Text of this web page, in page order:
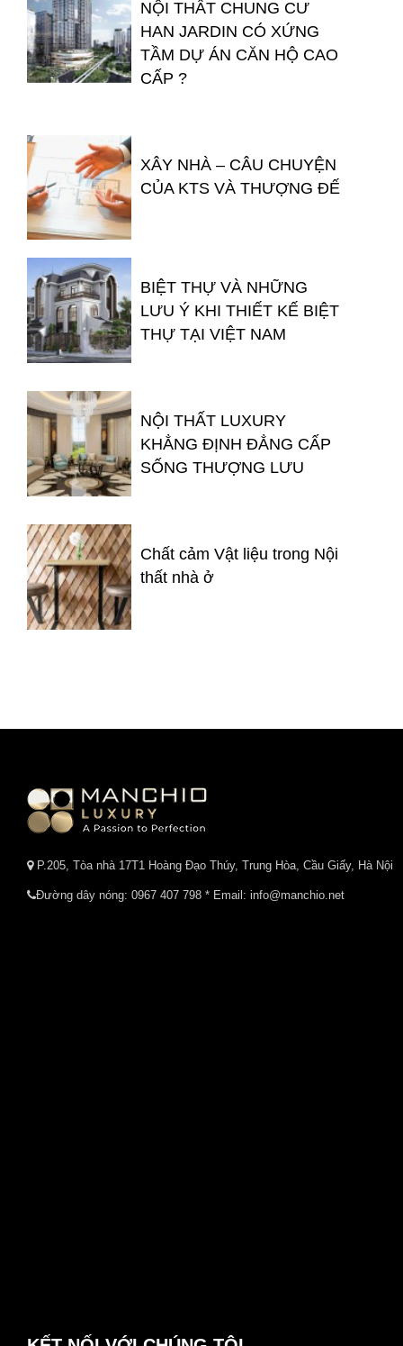
NỘI THẤT CHUNG CƯ
HAN JARDIN CÓ XỨNG
TẦM DỰ ÁN CĂN HỘ CAO
CẤP ?
XÂY NHÀ – CÂU CHUYỆN
CỦA KTS VÀ THƯỢNG ĐẾ
BIỆT THỰ VÀ NHỮNG
LƯU Ý KHI THIẾT KẾ BIỆT
THỰ TẠI VIỆT NAM
NỘI THẤT LUXURY
KHẲNG ĐỊNH ĐẲNG CẤP
SỐNG THƯỢNG LƯU
Chất cảm Vật liệu trong Nội
thất nhà ở
P.205, Tòa nhà 17T1 Hoàng Đạo Thúy, Trung Hòa, Cầu Giấy, Hà Nội
Đường dây nóng: 0967 407 798 * Email: info@manchio.net